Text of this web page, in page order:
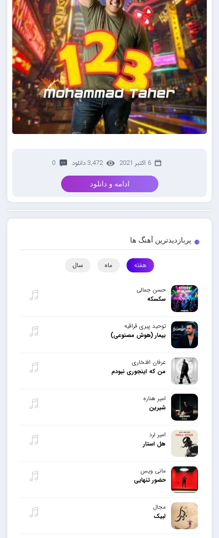
6 اکتبر 2021 3,472 دانلود 0
ادامه و دانلود
پربازدیدترین آهنگ ها
هفته ماه سال
حسن جمالی
سکسکه
توحید پیری قراقیه
بیمار (هوش مصنوعی)
عرفان افتخاری
من که اینجوری نبودم
امیر هناره
شیرین
امیر لرد
هل استار
مانی ویس
حضور تنهایی
مجال
لبیک